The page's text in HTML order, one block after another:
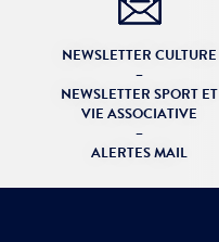
NEWSLETTER CULTURE
–
NEWSLETTER SPORT ET
VIE ASSOCIATIVE
–
ALERTES MAIL